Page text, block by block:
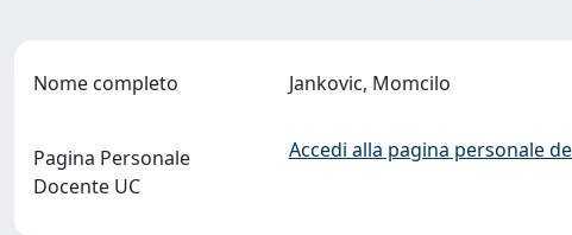
Nome completo Jankovic, Momcilo
Pagina Personale
Docente UC
Accedi alla pagina personale